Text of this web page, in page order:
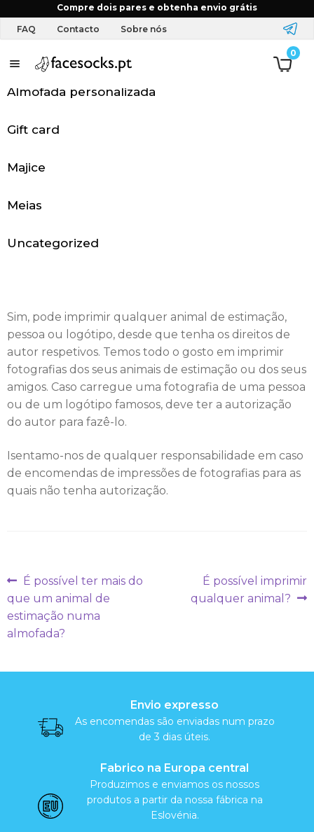
Compre dois pares e obtenha envio grátis
FAQ Contacto Sobre nós
0
FAQ Posso imprimir o que eu quiser?
P
á
c
i
a
l
e
i
A
l
m
o
a
Sim, pode imprimir qualquer animal de estimação,
pessoa ou logótipo, desde que tenha os direitos de
autor respetivos. Temos todo o gosto em imprimir
fotografias dos seus animais de estimação ou dos seus
amigos. Caso carregue uma fotografia de uma pessoa
ou de um logótipo famosos, deve ter a autorização
do autor para fazê-lo.
Isentamo-nos de qualquer responsabilidade em caso
de encomendas de impressões de fotografias para as
quais não tenha autorização.
Navegação
de
artigos
Artigo
anterior:
É possível ter mais do
que um animal de
estimação numa
almofada?
Artigo
seguinte:
É possível imprimir
qualquer animal?
Almofada personalizada
Gift card
Majice
Meias
Uncategorized
Envio expresso
As encomendas são enviadas num prazo
de 3 dias úteis.
Fabrico na Europa central
Produzimos e enviamos os nossos
produtos a partir da nossa fábrica na
Eslovénia.